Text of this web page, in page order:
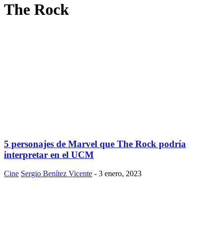
The Rock
5 personajes de Marvel que The Rock podría
interpretar en el UCM
Cine Sergio Benítez Vicente - 3 enero, 2023